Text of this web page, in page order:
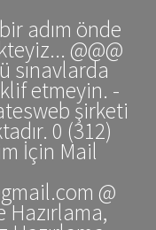
adım önde
@@@
sınavlarda
etmeyin. -
şirketi
0 (312)
İçin Mail
@
Hazırlama,